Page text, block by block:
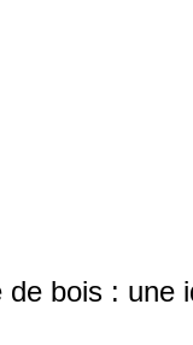
bois : une